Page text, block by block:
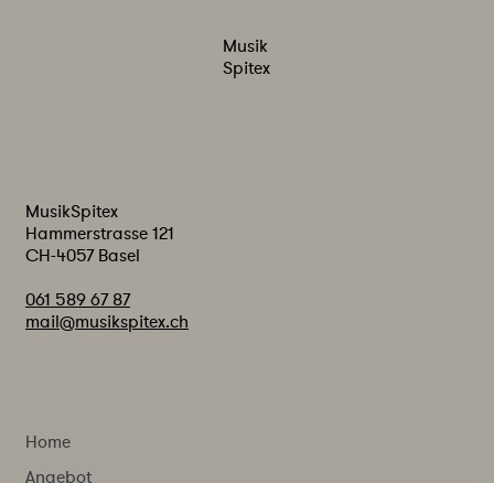
Musik
Spitex
MusikSpitex
Hammerstrasse 121
CH-4057 Basel
061 589 67 87
mail@musikspitex.ch
Home
Angebot